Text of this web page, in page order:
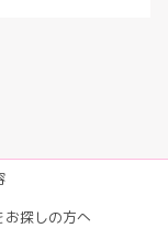
お探しの方へ